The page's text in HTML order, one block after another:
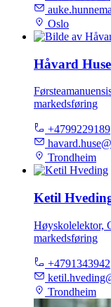
Oslo
Håvard Huse
markedsføring
+4799229189
Trondheim
Ketil
Høyskolelektor,
markedsføring
+4791343942
Trondheim